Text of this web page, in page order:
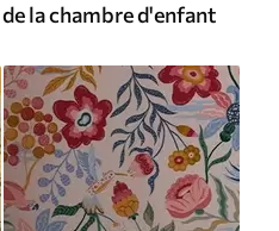
de la chambre d'enfant